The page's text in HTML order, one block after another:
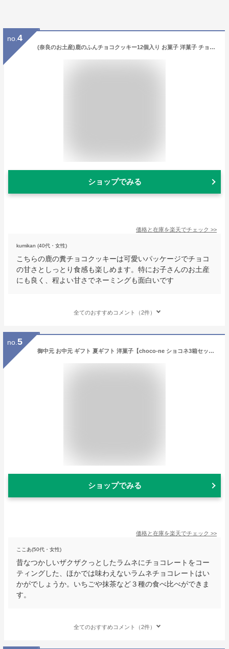
no. 4
(奈良のお土産)鹿のふんチョコクッキー12個入り お菓子 洋菓子 チョコレート菓子 焼き菓子 ギフト プレゼント かわいい しか 修学旅行 奈良限定
ショップでみる
価格と在庫を楽天でチェック >>
kumikan (40代・女性)
こちらの鹿の糞チョコクッキーは可愛いパッケージでチョコ
の甘さとしっとり食感も楽しめます。特にお子さんのお土産
にも良く、程よい甘さでネーミングも面白いです
全てのおすすめコメント（2件）
no. 5
御中元 お中元 ギフト 夏ギフト 洋菓子【choco-ne ショコネ3箱セットA いちご レモン 抹茶 リリオンテ】手土産 ラムネ チョコレート 送料無料 お取り寄せ お返し ユニーク ばらまき 個包装 詰合わせ 奈良 土産 ラムネ菓子 お配り用 箱入 御礼 挨拶 退職 転勤 お祝
ショップでみる
価格と在庫を楽天でチェック >>
ここあ(50代・女性)
昔なつかしいザクザクっとしたラムネにチョコレートをコー
ティングした、ほかでは味わえないラムネチョコレートはい
かがでしょうか。いちごや抹茶など３種の食べ比べができま
す。
全てのおすすめコメント（2件）